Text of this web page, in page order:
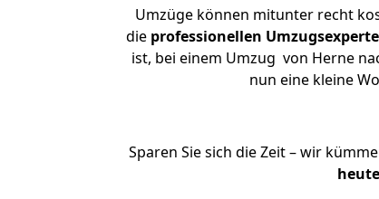
Umzüge können mitunter recht
die professionellen
ist, bei einem Umzug von Herne
nun eine kleine
Sparen Sie sich die Zeit – wir
heute